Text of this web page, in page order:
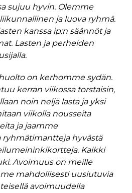
sujuu hyvin. Olemme
ja luova ryhmä.
kanssa ip:n säännöt ja
Lasten ja perheiden
on kerhomme sydän.
kerran viikossa torstaisin,
noin neljä lasta ja yksi
viikolla nousseita
ja jaamme
ryhmätimantteja hyvästä
Kaikki
Avoimuus on meille
mahdollisesti uusiutuvia
avoimuudella